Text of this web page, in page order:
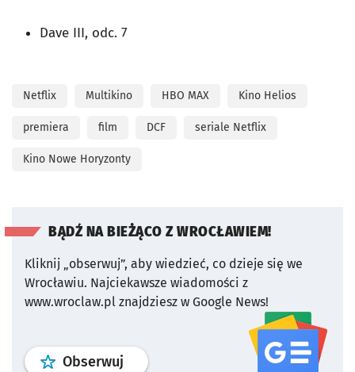
Dave III, odc. 7
Netflix Multikino HBO MAX Kino Helios
premiera film DCF seriale Netflix
Kino Nowe Horyzonty
BĄDŹ NA BIEŻĄCO Z WROCŁAWIEM!
Kliknij „obserwuj”, aby wiedzieć, co dzieje się we
Wrocławiu. Najciekawsze wiadomości z
www.wroclaw.pl znajdziesz w Google News!
Obserwuj profil serwisu